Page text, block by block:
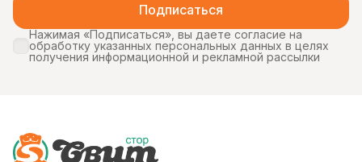
Подписаться
Нажимая «Подписаться», вы даете согласие на
обработку указанных персональных данных в целях
получения информационной и рекламной рассылки